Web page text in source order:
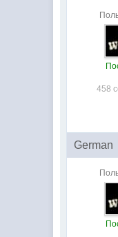
458
German